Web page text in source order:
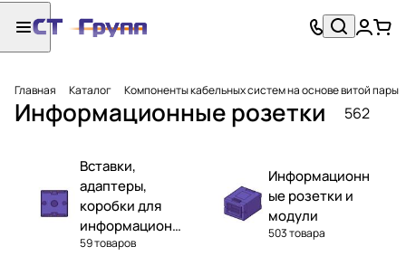
Главная Каталог Компоненты кабельных систем на основе витой пары
Информационные розетки 562
Вставки,
адаптеры,
коробки для
информационн
ых розеток
59 товаров
Информационн
ые розетки и
модули
503 товара